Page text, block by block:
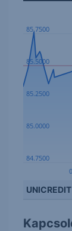
84.7500
85.0000
85.2500
85.5000
85.7500